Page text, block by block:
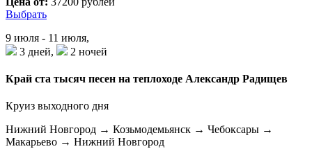
Выбрать
9 июля - 11 июля,
3 дней,
2 ночей
Край ста тысяч песен на теплоходе Александр Радищев
Круиз выходного дня
Нижний Новгород → Козьмодемьянск → Чебоксары →
Макарьево → Нижний Новгород